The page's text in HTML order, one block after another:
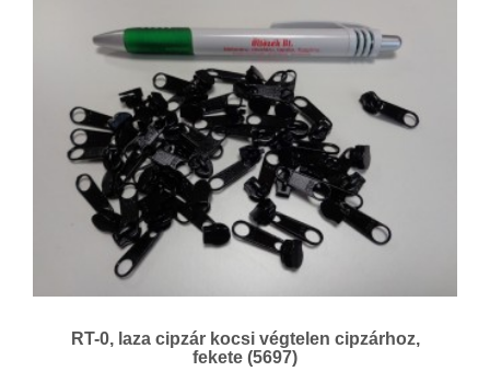
RT-0, laza cipzár kocsi végtelen cipzárhoz,
fekete (5697)